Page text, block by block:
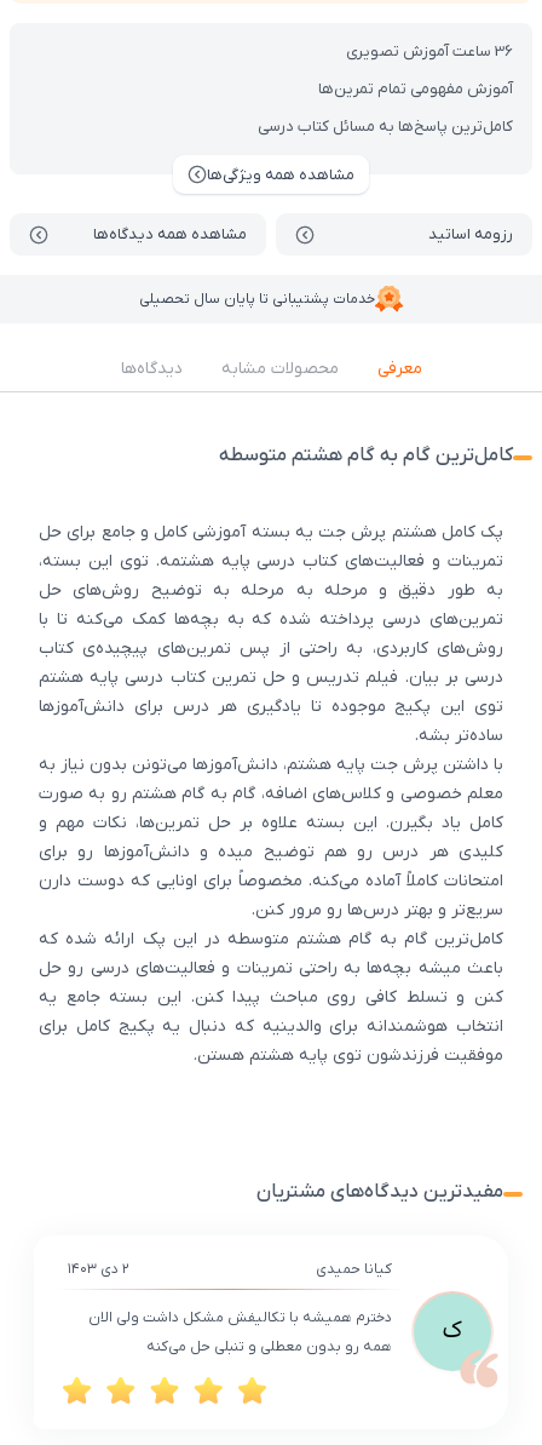
36 ساعت آموزش تصویری
آموزش مفهومی تمام تمرین‌ها
کامل‌ترین پاسخ‌ها به مسائل کتاب درسی
مشاهده همه ویژگی‌ها
رزومه اساتید مشاهده همه دیدگاه‌ها
خدمات پشتیبانی تا پایان سال تحصیلی
معرفی محصولات مشابه دیدگاه‌ها
کامل‌ترین گام به گام هشتم متوسطه
پک کامل هشتم پرش جت یه بسته آموزشی کامل و جامع برای حل
تمرینات و فعالیت‌های کتاب درسی پایه هشتمه. توی این بسته،
به طور دقیق و مرحله به مرحله به توضیح روش‌های حل
تمرین‌های درسی پرداخته شده که به بچه‌ها کمک می‌کنه تا با
روش‌های کاربردی، به راحتی از پس تمرین‌های پیچیده‌ی کتاب
درسی بر بیان. فیلم تدریس و حل تمرین کتاب درسی پایه هشتم
توی این پکیج موجوده تا یادگیری هر درس برای دانش‌آموزها
ساده‌تر بشه.
با داشتن پرش جت پایه هشتم، دانش‌آموزها می‌تونن بدون نیاز به
معلم خصوصی و کلاس‌های اضافه، گام به گام هشتم رو به صورت
کامل یاد بگیرن. این بسته علاوه بر حل تمرین‌ها، نکات مهم و
کلیدی هر درس رو هم توضیح میده و دانش‌آموزها رو برای
امتحانات کاملاً آماده می‌کنه. مخصوصاً برای اونایی که دوست دارن
سریع‌تر و بهتر درس‌ها رو مرور کنن.
کامل‌ترین گام به گام هشتم متوسطه در این پک ارائه شده که
باعث میشه بچه‌ها به راحتی تمرینات و فعالیت‌های درسی رو حل
کنن و تسلط کافی روی مباحث پیدا کنن. این بسته جامع یه
انتخاب هوشمندانه برای والدینیه که دنبال یه پکیج کامل برای
موفقیت فرزندشون توی پایه هشتم هستن.
مفیدترین دیدگاه‌های مشتریان
ک
کیانا حمیدی ۲ دی ۱۴۰۳
دخترم همیشه با تکالیفش مشکل داشت ولی الان
همه رو بدون معطلی و تنبلی حل می‌کنه